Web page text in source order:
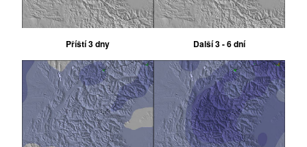
Příští 3 dny Další 3 - 6 dní